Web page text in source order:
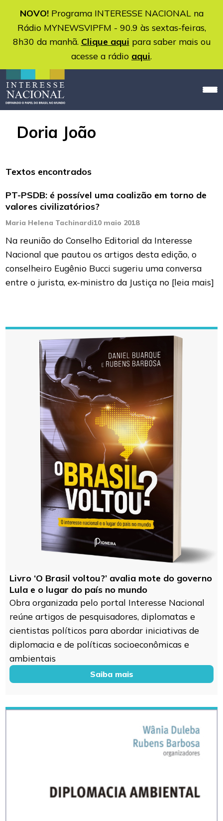
NOVO!Programa INTERESSE NACIONAL na
Rádio MYNEWSVIPFM - 90.9 às sextas-feiras,
8h30 da manhã. Clique aqui para saber mais ou
acesse a rádio aqui.
Doria João
Textos encontrados
PT-PSDB: é possível uma coalizão em torno de
valores civilizatórios?
Maria Helena Tachinardi10 maio 2018
Na reunião do Conselho Editorial da Interesse
Nacional que pautou os artigos desta edição, o
conselheiro Eugênio Bucci sugeriu uma conversa
entre o jurista, ex-ministro da Justiça no [leia mais]
Livro ‘O Brasil voltou?’ avalia mote do governo
Lula e o lugar do país no mundo
Obra organizada pelo portal Interesse Nacional
reúne artigos de pesquisadores, diplomatas e
cientistas políticos para abordar iniciativas de
diplomacia e de políticas socioeconômicas e
ambientais
Saiba mais